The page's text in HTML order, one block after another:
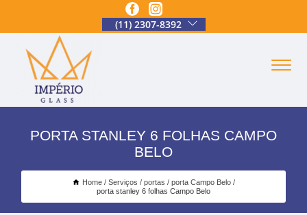
(11) 2307-8392
PORTA STANLEY 6 FOLHAS CAMPO
BELO
Home Serviços portas
porta Campo Belo
porta stanley 6 folhas Campo Belo